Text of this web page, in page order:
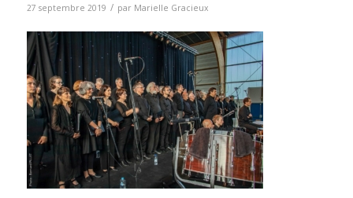
27 septembre 2019 / par Marielle Gracieux